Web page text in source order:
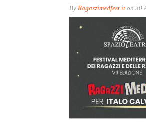
By Ragazzimedfest.iton 30